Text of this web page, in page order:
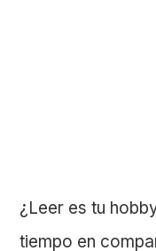
¿Leer es tu
tiempo en